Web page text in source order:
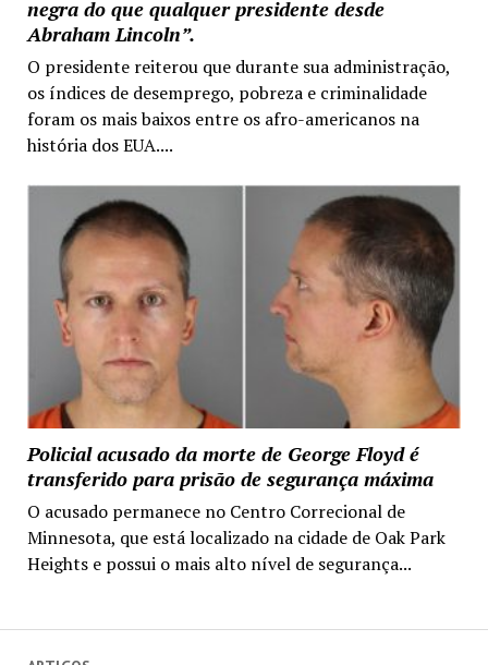
negra do que qualquer presidente desde
Abraham Lincoln”.
O presidente reiterou que durante sua administração,
os índices de desemprego, pobreza e criminalidade
foram os mais baixos entre os afro-americanos na
história dos EUA....
Policial acusado da morte de George Floyd é
transferido para prisão de segurança máxima
O acusado permanece no Centro Correcional de
Minnesota, que está localizado na cidade de Oak Park
Heights e possui o mais alto nível de segurança...